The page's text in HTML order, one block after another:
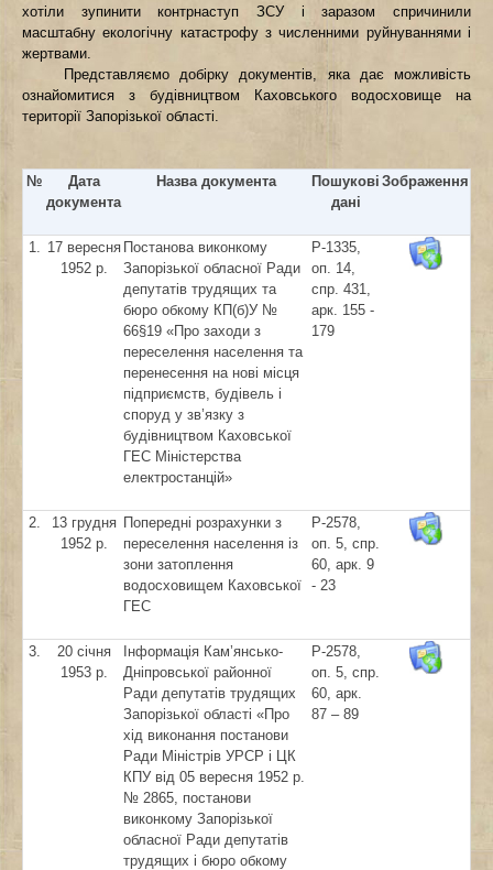
хотіли зупинити контрнаступ ЗСУ і заразом спричинили
масштабну екологічну катастрофу з численними руйнуваннями і
жертвами.
Представляємо добірку документів, яка дає можливість
ознайомитися з будівництвом Каховського водосховище на
території Запорізької області.
№
Дата
документа
Назва документа
Пошукові
дані
Зображення
1.
17 вересня
1952 р.
Постанова виконкому
Запорізької обласної Ради
депутатів трудящих та
бюро обкому КП(б)У №
66§19 «Про заходи з
переселення населення та
перенесення на нові місця
підприємств, будівель і
споруд у зв’язку з
будівництвом Каховської
ГЕС Міністерства
електростанцій»
Р-1335,
оп. 14,
спр. 431,
арк. 155 -
179
2.
13 грудня
1952 р.
Попередні розрахунки з
переселення населення із
зони затоплення
водосховищем Каховської
ГЕС
Р-2578,
оп. 5, спр.
60, арк. 9
- 23
3.
20 січня
1953 р.
Інформація Кам’янсько-
Дніпровської районної
Ради депутатів трудящих
Запорізької області «Про
хід виконання постанови
Ради Міністрів УРСР і ЦК
КПУ від 05 вересня 1952 р.
№ 2865, постанови
виконкому Запорізької
обласної Ради депутатів
трудящих і бюро обкому
Р-2578,
оп. 5, спр.
60, арк.
87 – 89